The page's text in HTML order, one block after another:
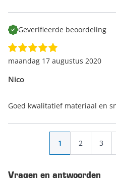
Geverifieerde beoordeling
Nico
maandag 17 augustus 2020
Goed kwalitatief materiaal en
U lees
1 Pagina
2 3
Vragen en antwoorden